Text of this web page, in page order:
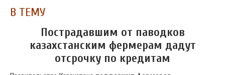
В ТЕМУ
Пострадавшим от паводков
казахстанским фермерам дадут
отсрочку по кредитам